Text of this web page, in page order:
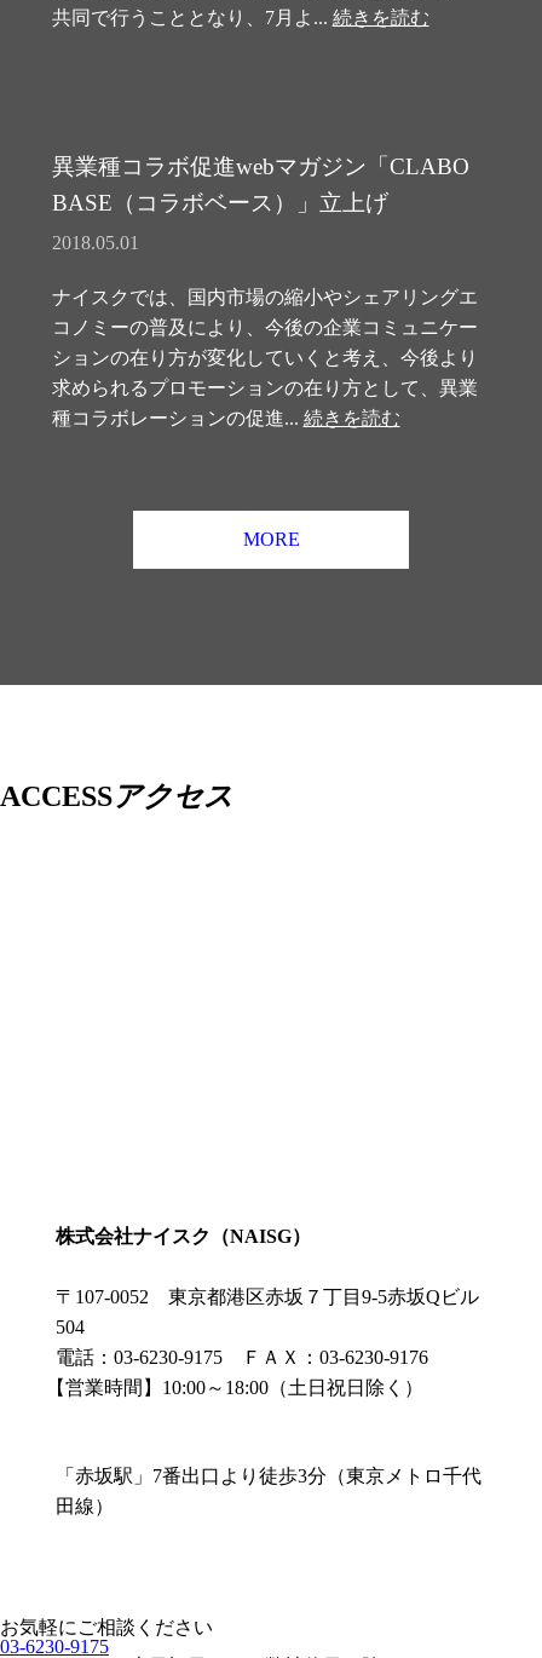
共同で行うこととなり、7月よ... 続きを読む
異業種コラボ促進webマガジン「CLABO
BASE（コラボベース）」立上げ
2018.05.01
ナイスクでは、国内市場の縮小やシェアリングエ
コノミーの普及により、今後の企業コミュニケー
ションの在り方が変化していくと考え、今後より
求められるプロモーションの在り方として、異業
種コラボレーションの促進... 続きを読む
MORE
ACCESS アクセス
株式会社ナイスク（NAISG）
〒107-0052 東京都港区赤坂７丁目9-5赤坂Qビル
504
電話：03-6230-9175 ＦＡＸ：03-6230-9176
【営業時間】10:00～18:00（土日祝日除く）
「赤坂駅」7番出口より徒歩3分（東京メトロ千代
田線）
お気軽にご相談ください
03-6230-9175